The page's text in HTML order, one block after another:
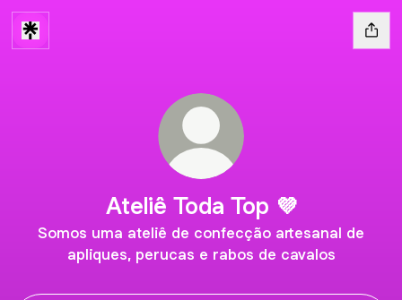
Ateliê Toda Top 💜
Somos uma ateliê de confecção artesanal de
apliques, perucas e rabos de cavalos